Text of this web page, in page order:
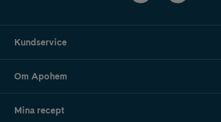
Kundservice
Om Apohem
Mina recept